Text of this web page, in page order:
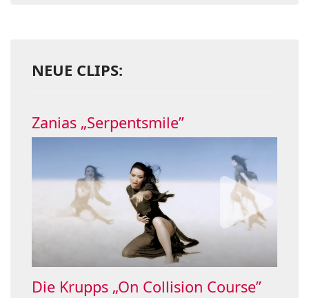
NEUE CLIPS:
Zanias „Serpentsmile”
Die Krupps „On Collision Course”